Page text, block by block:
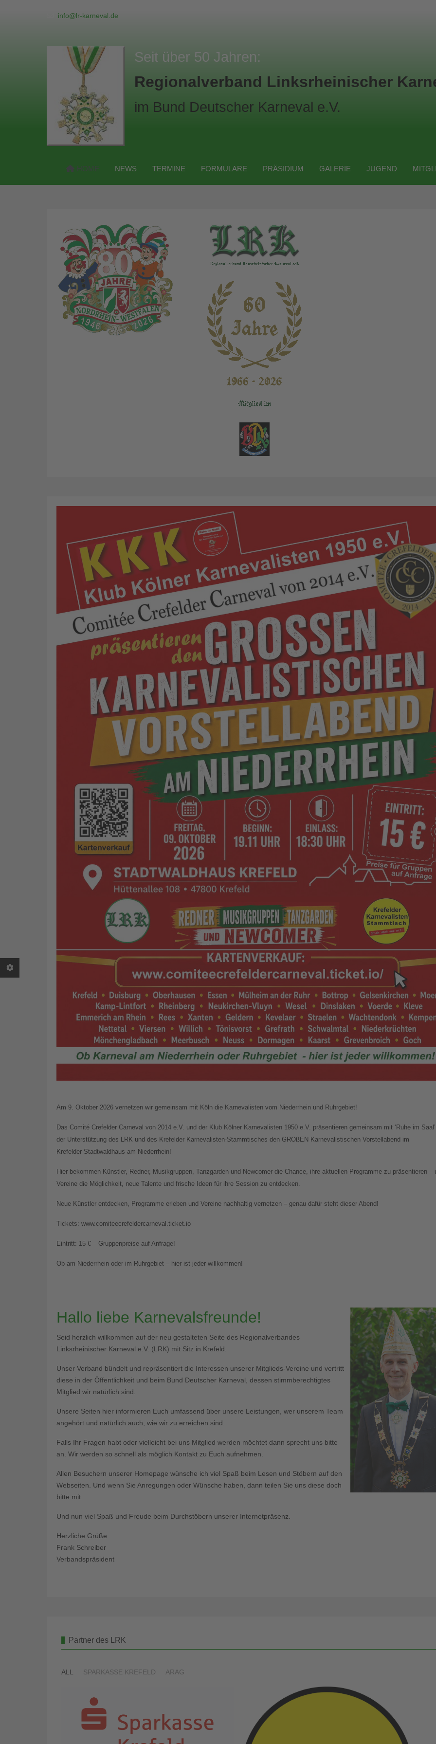
info@lr-karneval.de
Seit über 50 Jahren:
Regionalverband Linksrheinischer
im Bund Deutscher Karneval e.V.
HOME NEWS TERMINE FORMULARE PRÄSIDIUM GALERIE JUGEND
Am 9. Oktober 2026 vernetzen wir gemeinsam mit Köln die Karnevalisten vom Niederrhein und Ruhrgebiet!
Das Comité Crefelder Carneval von 2014 e.V. und der Klub Kölner Karnevalisten 1950 e.V. präsentieren gemeinsam mit ‘Ruhe im Saal’
der Unterstützung des LRK und des Krefelder Karnevalisten-Stammtisches den GROßEN Karnevalistischen Vorstellabend im
Krefelder Stadtwaldhaus am Niederrhein!
Hier bekommen Künstler, Redner, Musikgruppen, Tanzgarden und Newcomer die Chance, ihre aktuellen Programme zu präsentieren –
Vereine die Möglichkeit, neue Talente und frische Ideen für ihre Session zu entdecken.
Neue Künstler entdecken, Programme erleben und Vereine nachhaltig vernetzen – genau dafür steht dieser Abend!
Tickets: www.comiteecrefeldercarneval.ticket.io
Eintritt: 15 € – Gruppenpreise auf Anfrage!
Ob am Niederrhein oder im Ruhrgebiet – hier ist jeder willkommen!
Hallo liebe Karnevalsfreunde!
Seid herzlich willkommen auf der neu gestalteten Seite des Regionalverbandes
Linksrheinischer Karneval e.V. (LRK) mit Sitz in Krefeld.
Unser Verband bündelt und repräsentiert die Interessen unserer Mitglieds-Vereine und vertritt
diese in der Öffentlichkeit und beim Bund Deutscher Karneval, dessen stimmberechtigtes
Mitglied wir natürlich sind.
Unsere Seiten hier informieren Euch umfassend über unsere Leistungen, wer unserem Team
angehört und natürlich auch, wie wir zu erreichen sind.
Falls Ihr Fragen habt oder vielleicht bei uns Mitglied werden möchtet dann sprecht uns bitte
an. Wir werden so schnell als möglich Kontakt zu Euch aufnehmen.
Allen Besuchern unserer Homepage wünsche ich viel Spaß beim Lesen und Stöbern auf den
Webseiten. Und wenn Sie Anregungen oder Wünsche haben, dann teilen Sie uns diese doch
bitte mit.
Und nun viel Spaß und Freude beim Durchstöbern unserer Internetpräsenz.
Herzliche Grüße
Frank Schreiber
Verbandspräsident
Partner des LRK
ALL SPARKASSE KREFELD ARAG